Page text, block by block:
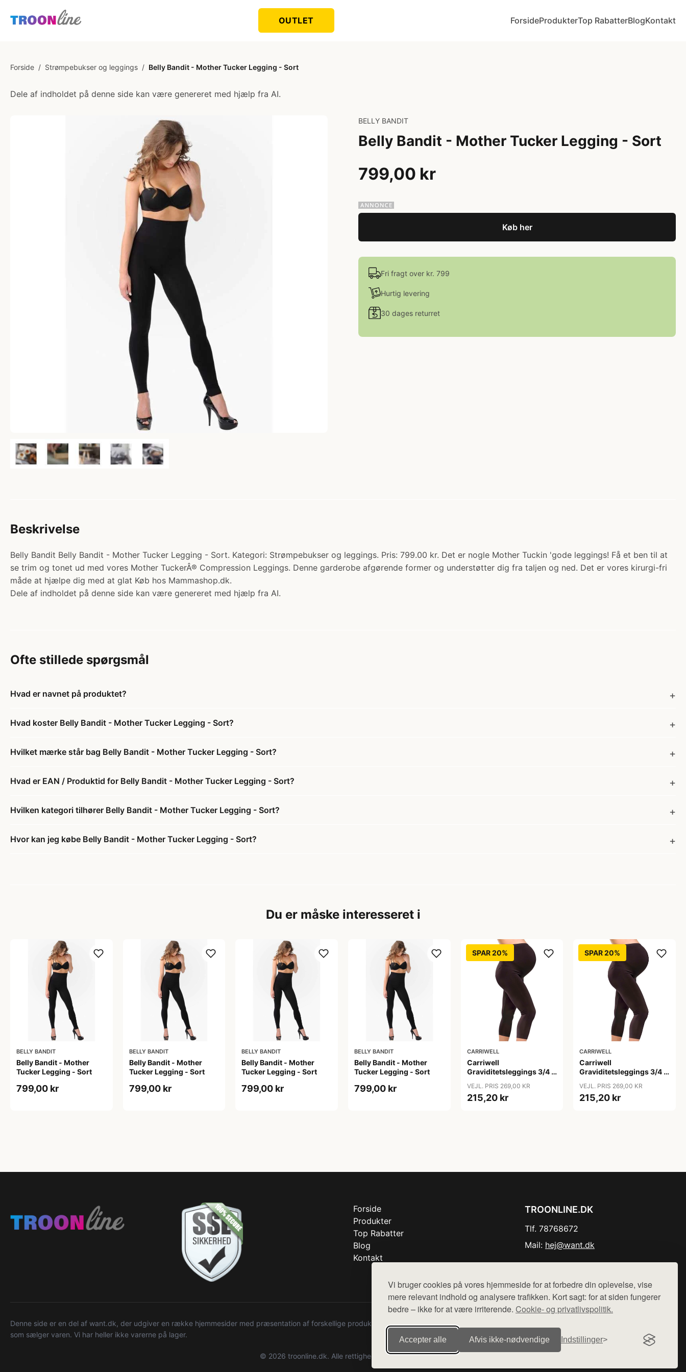
Vi bruger cookies på vores hjemmeside for at forbedre din oplevelse, vise
mere relevant indhold og analysere trafikken. Kort sagt: for at siden fungerer
bedre – ikke for at være irriterende. Cookie- og privatlivspolitik.
Accepter alle Afvis ikke‑nødvendige Indstillinger
OUTLET ForsideProdukterTop RabatterBlogKontakt
Forside / Strømpebukser og leggings / Belly Bandit - Mother Tucker Legging - Sort
Dele af indholdet på denne side kan være genereret med hjælp fra AI.
BELLY BANDIT
Belly Bandit - Mother Tucker Legging - Sort
799,00 kr
Køb her
Fri fragt over kr. 799
Hurtig levering
30 dages returret
Beskrivelse
Belly Bandit Belly Bandit - Mother Tucker Legging - Sort. Kategori: Strømpebukser og leggings. Pris: 799.00 kr. Det er nogle Mother Tuckin 'gode leggings! Få et ben til at
se trim og tonet ud med vores Mother TuckerÂ® Compression Leggings. Denne garderobe afgørende former og understøtter dig fra taljen og ned. Det er vores kirurgi-fri
måde at hjælpe dig med at glat Køb hos Mammashop.dk.
Dele af indholdet på denne side kan være genereret med hjælp fra AI.
Ofte stillede spørgsmål
Hvad er navnet på produktet?
Hvad koster Belly Bandit - Mother Tucker Legging - Sort?
Hvilket mærke står bag Belly Bandit - Mother Tucker Legging - Sort?
Hvad er EAN / Produktid for Belly Bandit - Mother Tucker Legging - Sort?
Hvilken kategori tilhører Belly Bandit - Mother Tucker Legging - Sort?
Hvor kan jeg købe Belly Bandit - Mother Tucker Legging - Sort?
Du er måske interesseret i
BELLY BANDIT
Belly Bandit - Mother
Tucker Legging - Sort
799,00 kr
BELLY BANDIT
Belly Bandit - Mother
Tucker Legging - Sort
799,00 kr
BELLY BANDIT
Belly Bandit - Mother
Tucker Legging - Sort
799,00 kr
BELLY BANDIT
Belly Bandit - Mother
Tucker Legging - Sort
799,00 kr
SPAR 20%
CARRIWELL
Carriwell
Graviditetsleggings 3/4 -
VEJL. PRIS 269,00 KR
215,20 kr
SPAR 20%
CARRIWELL
Carriwell
Graviditetsleggings 3/4 -
VEJL. PRIS 269,00 KR
215,20 kr
Forside
Produkter
Top Rabatter
Blog
Kontakt
TROONLINE.DK
Tlf. 78768672
Mail: hej@want.dk
Denne side er en del af want.dk, der udgiver en række hjemmesider med præsentation af forskellige produkter fra diverse webshops. Der sælges ikke varer fra denne side - vi henviser til de shops,
som sælger varen. Vi har heller ikke varerne på lager.
© 2026 troonline.dk. Alle rettigheder forbeholdes.